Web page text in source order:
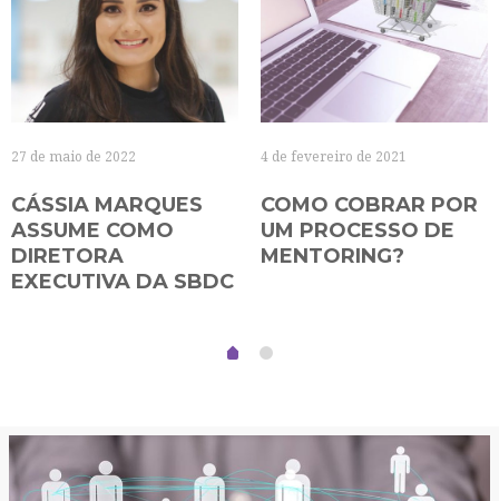
27 de maio de 2022
CÁSSIA MARQUES
ASSUME COMO
DIRETORA
EXECUTIVA DA SBDC
4 de fevereiro de 2021
COMO COBRAR POR
UM PROCESSO DE
MENTORING?